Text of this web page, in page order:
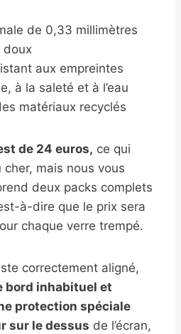
de 0,33 millimètres
doux
aux empreintes
à la saleté et à l’eau
matériaux recyclés
de 24 euros, ce qui
mais nous vous
deux packs complets
à-dire que le prix sera
chaque verre trempé.
correctement aligné,
bord inhabituel et
protection spéciale
sur le dessus de l’écran,